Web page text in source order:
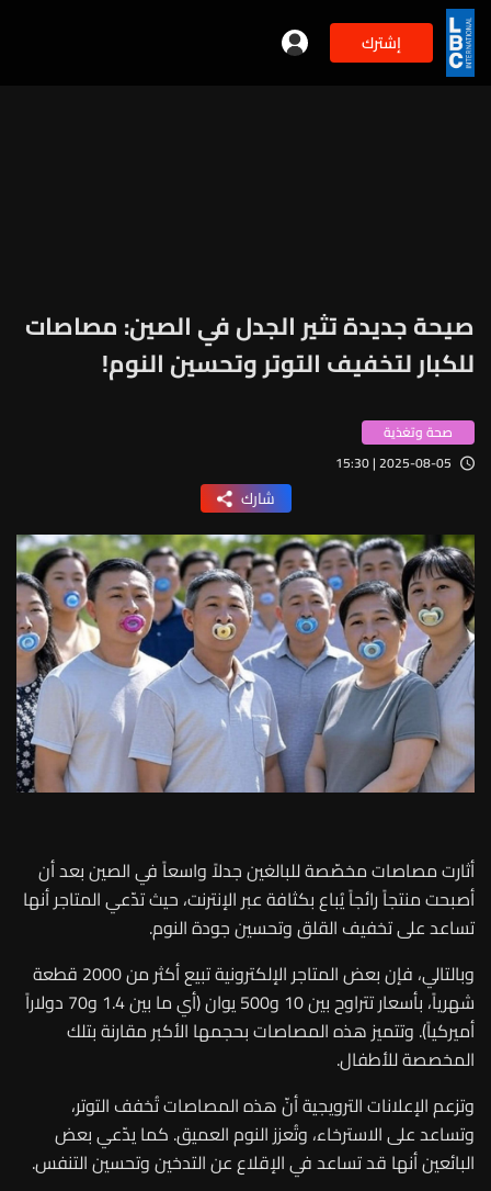
إشترك
صيحة جديدة تثير الجدل في الصين: مصاصات
للكبار لتخفيف التوتر وتحسين النوم!
صحة وتغذية
2025-08-05 | 15:30
شارك
أثارت مصاصات مخصّصة للبالغين جدلاً واسعاً في الصين بعد أن
أصبحت منتجاً رائجاً يُباع بكثافة عبر الإنترنت، حيث تدّعي المتاجر أنها
تساعد على تخفيف القلق وتحسين جودة النوم.
وبالتالي، فإن بعض المتاجر الإلكترونية تبيع أكثر من 2000 قطعة
شهرياً، بأسعار تتراوح بين 10 و500 يوان (أي ما بين 1.4 و70 دولاراً
أميركياً). وتتميز هذه المصاصات بحجمها الأكبر مقارنة بتلك
المخصصة للأطفال.
وتزعم الإعلانات الترويجية أنّ هذه المصاصات تُخفف التوتر،
وتساعد على الاسترخاء، وتُعزز النوم العميق. كما يدّعي بعض
البائعين أنها قد تساعد في الإقلاع عن التدخين وتحسين التنفس.